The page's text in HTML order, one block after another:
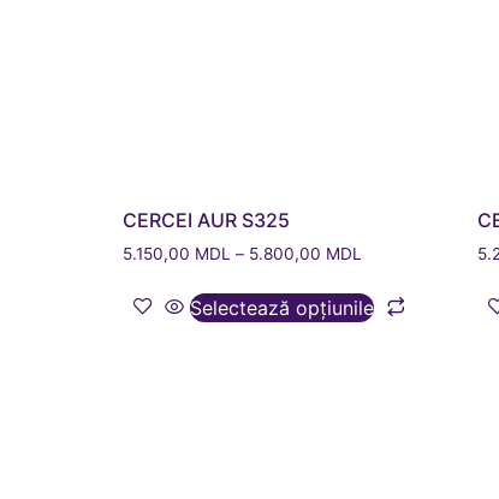
CERCEI AUR S325
5.150,00 MDL – 5.800,00 MDL
Selectează opțiunile